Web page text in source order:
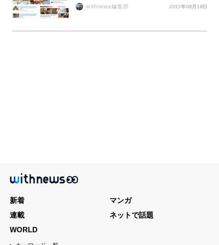
withnews編集部 2015年08月18日
新着
マンガ
連載
ネットで話題
WORLD